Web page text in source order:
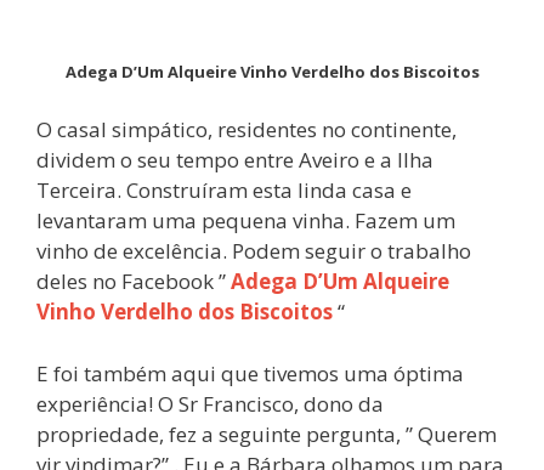
Adega D’Um Alqueire Vinho Verdelho dos Biscoitos
O casal simpático, residentes no continente,
dividem o seu tempo entre Aveiro e a Ilha
Terceira. Construíram esta linda casa e
levantaram uma pequena vinha. Fazem um
vinho de excelência. Podem seguir o trabalho
deles no Facebook ”Adega D’Um Alqueire
Vinho Verdelho dos Biscoitos“
E foi também aqui que tivemos uma óptima
experiência! O Sr Francisco, dono da
propriedade, fez a seguinte pergunta, ” Querem
vir vindimar?” . Eu e a Bárbara olhamos um para